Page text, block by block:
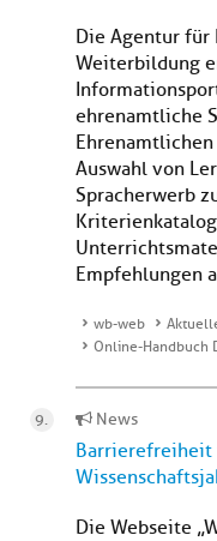
Die Agentur für
Weiterbildung
ehrenamtliche
Auswahl von
Spracherwerb
Empfehlungen
wb-web
Online-Handbuch
News
Barrierefreiheit
Die Webseite